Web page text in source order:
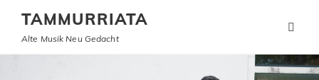
TAMMURRIATA
Alte Musik Neu Gedacht